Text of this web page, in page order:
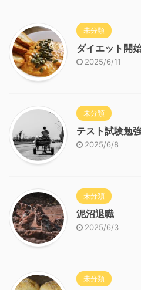
未分類
ダイエット開
2025/6/11
未分類
テスト試験勉
2025/6/8
未分類
泥沼退職
2025/6/3
未分類